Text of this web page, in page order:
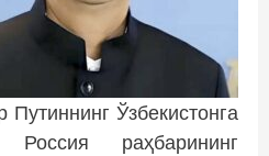
Ўзбекистонга
раҳбарининг